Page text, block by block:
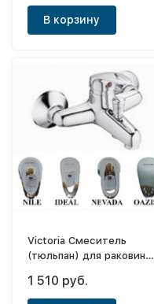
В корзину
Victoria Смеситель
(тюльпан) для раковины
ф35
1 510 руб.